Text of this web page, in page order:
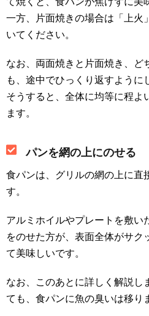
一方、片面焼きの場合は「上火
いてください。
なお、両面焼きと片面焼き、ど
も、途中でひっくり返すように
そうすると、全体に均等に程よ
ます。
パンを網の上にのせる
食パンは、グリルの網の上に直
す。
アルミホイルやプレートを敷い
をのせた方が、表面全体がサク
て美味しいです。
なお、このあとに詳しく解説し
ても、食パンに魚の臭いは移り